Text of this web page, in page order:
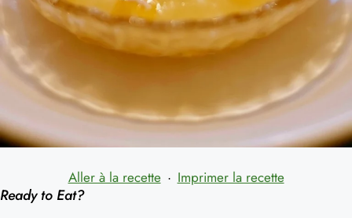
Aller à la recette · Imprimer la recette
Ready to Eat?